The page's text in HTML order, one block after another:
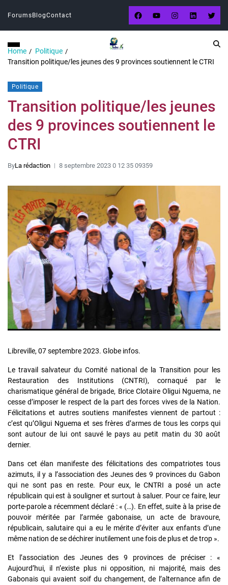
Forums BlogContact
Home
Politique
Transition politique/les jeunes des 9 provinces soutiennent le CTRI
Politique
Transition politique/les jeunes
des 9 provinces soutiennent le
CTRI
ByLa rédaction 8 septembre 2023 0 12 35 09359
Libreville, 07 septembre 2023. Globe infos.
Le travail salvateur du Comité national de la Transition pour les
Restauration des Institutions (CNTRI), cornaqué par le
charismatique général de brigade, Brice Clotaire Oligui Nguema, ne
cesse d’imposer le respect de la part des forces vives de la Nation.
Félicitations et autres soutiens manifestes viennent de partout :
c’est qu’Oligui Nguema et ses frères d’armes de tous les corps qui
sont autour de lui ont sauvé le pays au petit matin du 30 août
dernier.
Dans cet élan manifeste des félicitations des compatriotes tous
azimuts, il y a l’association des Jeunes des 9 provinces du Gabon
qui ne sont pas en reste. Pour eux, le CNTRI a posé un acte
républicain qui est à souligner et surtout à saluer. Pour ce faire, leur
porte-parole a récemment déclaré : « (…). En effet, suite à la prise de
pouvoir méritée par l’armée gabonaise, un acte de bravoure,
républicain, salutaire qui a eu le mérite d’éviter aux enfants d’une
même nation de se déchirer inutilement une fois de plus et de trop ».
Et l’association des Jeunes des 9 provinces de préciser : «
Aujourd’hui, il n’existe plus ni opposition, ni majorité, mais des
Gabonais qui avaient soif du changement, de l’alternance afin de